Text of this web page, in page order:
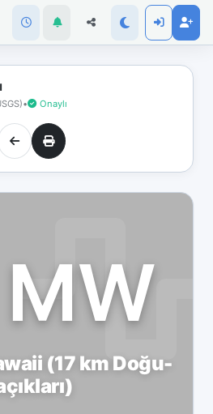
• Onaylı
(17 km Doğu-